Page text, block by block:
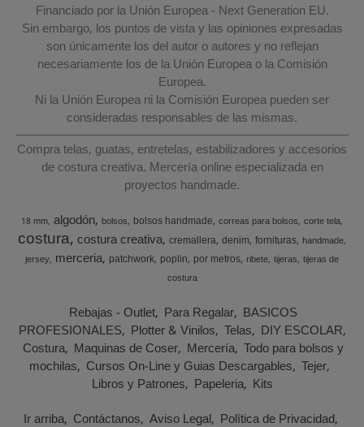
Financiado por la Unión Europea - Next Generation EU.
Sin embargo, los puntos de vista y las opiniones expresadas
son únicamente los del autor o autores y no reflejan
necesariamente los de la Unión Europea o la Comisión
Europea.
Ni la Unión Europea ni la Comisión Europea pueden ser
consideradas responsables de las mismas.
Compra telas, guatas, entretelas, estabilizadores y accesorios
de costura creativa. Mercería online especializada en
proyectos handmade.
18 mm algodón bolsos bolsos handmade correas para bolsos corte tela
costura costura creativa cremallera denim fornituras handmade
jersey merceria patchwork poplin por metros ribete tijeras tijeras de
costura
Rebajas - Outlet Para Regalar BASICOS
PROFESIONALES Plotter & Vinilos Telas DIY ESCOLAR
Costura Maquinas de Coser Mercería Todo para bolsos y
mochilas Cursos On-Line y Guias Descargables Tejer
Libros y Patrones Papeleria Kits
Ir arriba Contáctanos Aviso Legal Política de Privacidad